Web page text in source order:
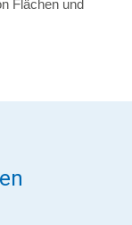
Flächen und